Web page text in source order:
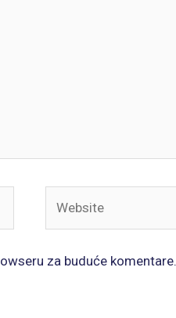
za buduće komentare.